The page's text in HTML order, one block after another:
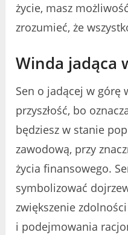
życie, masz
zrozumieć, że
Winda jadąca
Sen o jadącej w górę
przyszłość, bo
będziesz w stanie
zawodową, przy
życia finansowego.
symbolizować
zwiększenie
i podejmowania